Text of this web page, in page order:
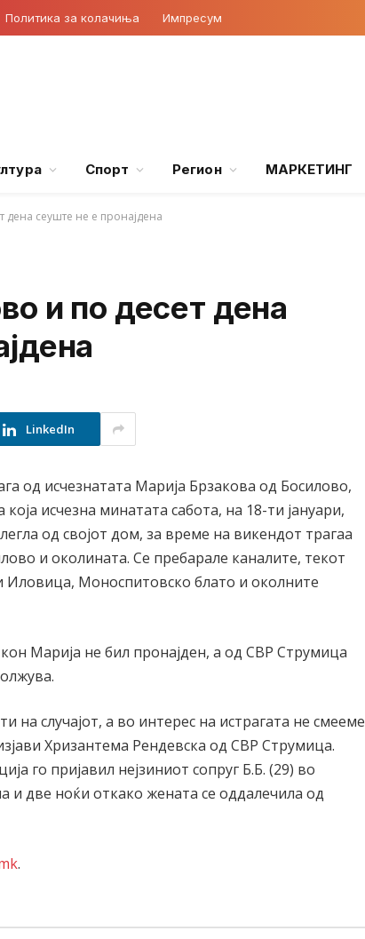
Политика за колачиња Импресум
Спорт Регион МАРКЕТИНГ
дена сеуште не е пронајдена
и по десет дена
LinkedIn
од исчезнатата Марија Брзакова од Босилово,
исчезна минатата сабота, на 18-ти јануари,
од својот дом, за време на викендот трагаа
и околината. Се пребарале каналите, текот
Иловица, Моноспитовско блато и околните
Марија не бил пронајден, а од СВР Струмица
на случајот, а во интерес на истрагата не смееме
Хризантема Рендевска од СВР Струмица.
го пријавил нејзиниот сопруг Б.Б. (29) во
и две ноќи откако жената се оддалечила од
.